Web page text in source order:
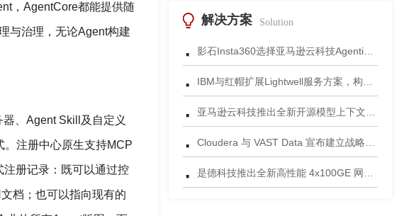
，AgentCore都能提供随
与治理，无论Agent构建
、Agent Skill及自定义
注册中心原生支持MCP
册记录：既可以通过控
档；也可以指向现有的
解决方案 Solution
· 影石Insta360选择亚马逊云科技Agentic AI 正式发布一站式智能成片应用
·
·
·
·